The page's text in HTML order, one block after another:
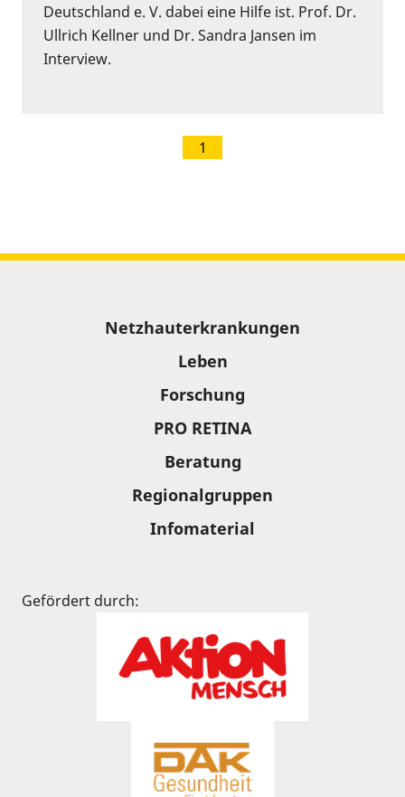
Deutschland e. V. dabei eine Hilfe ist. Prof. Dr.
Ullrich Kellner und Dr. Sandra Jansen im
Interview.
1
Netzhauterkrankungen
Leben
Forschung
PRO RETINA
Beratung
Regionalgruppen
Infomaterial
Gefördert durch: